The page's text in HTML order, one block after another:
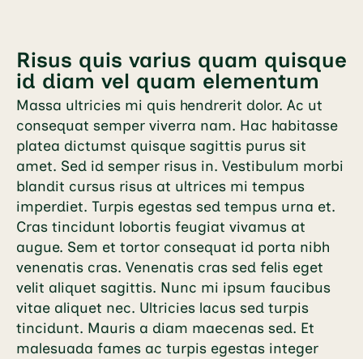
Risus quis varius quam quisque
id diam vel quam elementum
Massa ultricies mi quis hendrerit dolor. Ac ut
consequat semper viverra nam. Hac habitasse
platea dictumst quisque sagittis purus sit
amet. Sed id semper risus in. Vestibulum morbi
blandit cursus risus at ultrices mi tempus
imperdiet. Turpis egestas sed tempus urna et.
Cras tincidunt lobortis feugiat vivamus at
augue. Sem et tortor consequat id porta nibh
venenatis cras. Venenatis cras sed felis eget
velit aliquet sagittis. Nunc mi ipsum faucibus
vitae aliquet nec. Ultricies lacus sed turpis
tincidunt. Mauris a diam maecenas sed. Et
malesuada fames ac turpis egestas integer